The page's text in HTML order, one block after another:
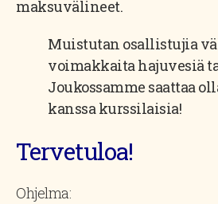
maksuvälineet.
Muistutan osallistujia
voimakkaita hajuvesiä
Joukossamme saattaa
kanssa kurssilaisia!
Tervetuloa!
Ohjelma: